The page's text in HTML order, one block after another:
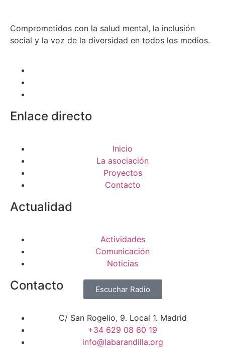
Comprometidos con la salud mental, la inclusión
social y la voz de la diversidad en todos los medios.
Enlace directo
Inicio
La asociación
Proyectos
Contacto
Actualidad
Actividades
Comunicación
Noticias
Contacto
C/ San Rogelio, 9. Local 1. Madrid
+34 629 08 60 19
info@labarandilla.org
Escuchar Radio